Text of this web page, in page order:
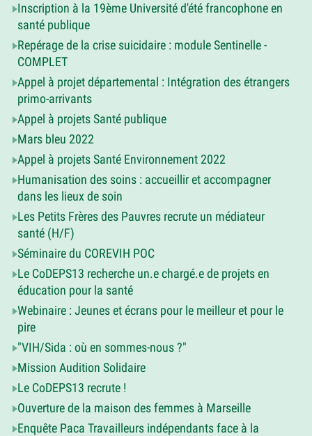
Inscription à la 19ème Université d'été francophone en
santé publique
Repérage de la crise suicidaire : module Sentinelle -
COMPLET
Appel à projet départemental : Intégration des étrangers
primo-arrivants
Appel à projets Santé publique
Mars bleu 2022
Appel à projets Santé Environnement 2022
Humanisation des soins : accueillir et accompagner
dans les lieux de soin
Les Petits Frères des Pauvres recrute un médiateur
santé (H/F)
Séminaire du COREVIH POC
Le CoDEPS13 recherche un.e chargé.e de projets en
éducation pour la santé
Webinaire : Jeunes et écrans pour le meilleur et pour le
pire
"VIH/Sida : où en sommes-nous ?"
Mission Audition Solidaire
Le CoDEPS13 recrute !
Ouverture de la maison des femmes à Marseille
Enquête Paca Travailleurs indépendants face à la